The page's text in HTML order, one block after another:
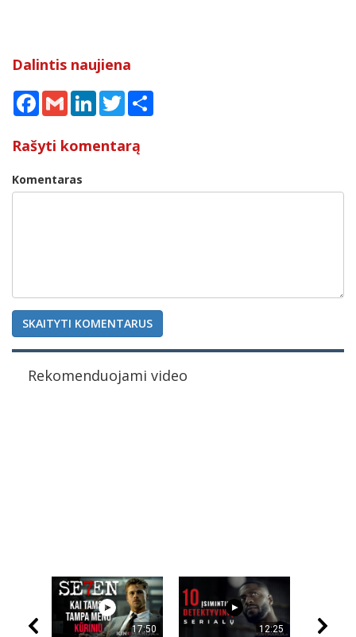
Dalintis naujiena
Facebook
Gmail LinkedInTwitter
Rašyti komentarą
Komentaras
SKAITYTI KOMENTARUS
Rekomenduojami video
17:50 12:25